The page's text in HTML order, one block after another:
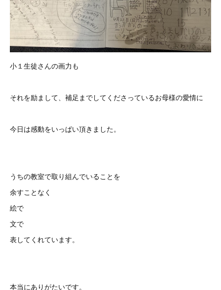
小１生徒さんの画力も
それを励まして、補足までしてくださっているお母様の愛情に
今日は感動をいっぱい頂きました。
うちの教室で取り組んでいることを
余すことなく
絵で
文で
表してくれています。
本当にありがたいです。